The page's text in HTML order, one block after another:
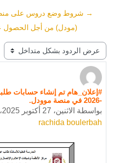
→ شروط وضع دروس على منصة
(مودل) من أجل الحصول
نمط العرض
-2026 في منصة موودل.
بواسطة الاثنين، 27 أكتوبر 2025، 8:56 PM
rachida boulerbah
عدد الردود: 0